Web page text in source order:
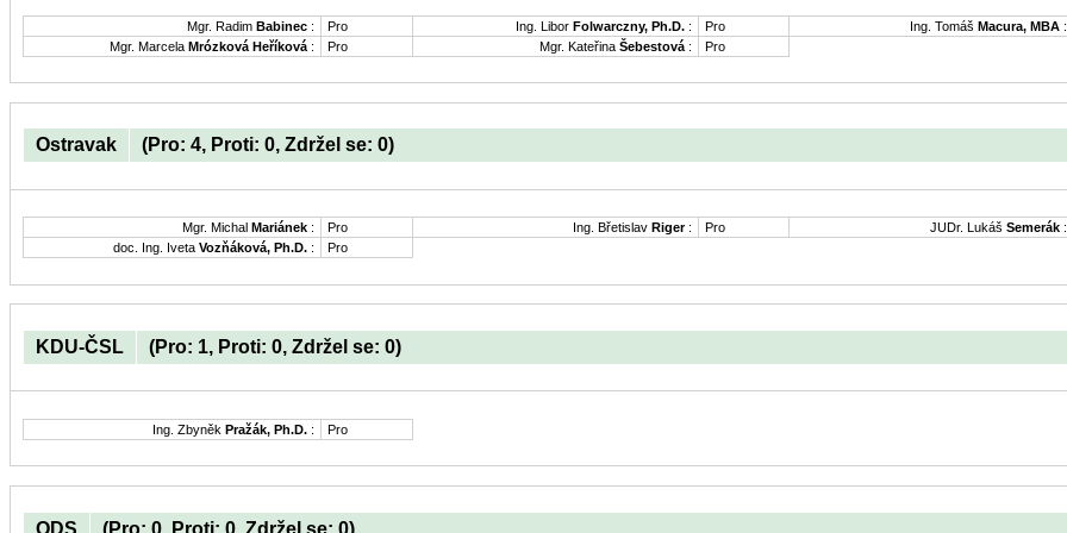
Mgr. Radim Babinec : Pro Ing. Libor Folwarczny, Ph.D. : Pro Ing. Tomáš Macura, MBA :
Mgr. Marcela Mrózková Heříková : Pro Mgr. Kateřina Šebestová : Pro
Ostravak (Pro: 4, Proti: 0, Zdržel se: 0)
Mgr. Michal Mariánek : Pro Ing. Břetislav Riger: Pro JUDr. Lukáš Semerák :
doc. Ing. Iveta Vozňáková, Ph.D. : Pro
KDU-ČSL (Pro: 1, Proti: 0, Zdržel se: 0)
Ing. Zbyněk Pražák, Ph.D. : Pro